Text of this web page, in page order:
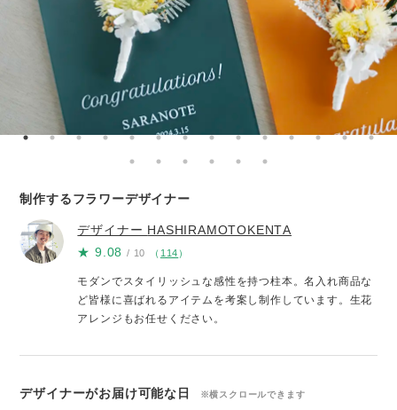
制作するフラワーデザイナー
デザイナー HASHIRAMOTOKENTA
★ 9.08 / 10 （ 114 ）
モダンでスタイリッシュな感性を持つ柱本。名入れ商品な
ど皆様に喜ばれるアイテムを考案し制作しています。生花
アレンジもお任せください。
デザイナーがお届け可能な日 ※横スクロールできます